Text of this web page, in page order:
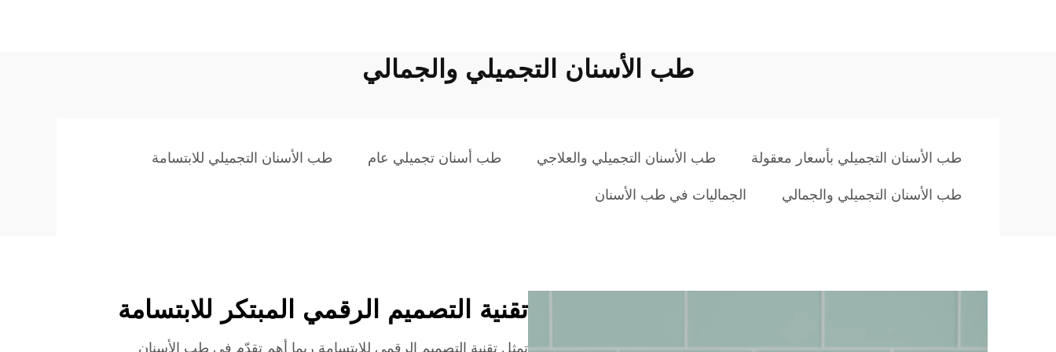
طب الأسنان التجميلي والجمالي
طب الأسنان التجميلي بأسعار معقولة طب الأسنان التجميلي والعلاجي طب أسنان تجميلي عام
طب الأسنان التجميلي للابتسامة
طب الأسنان التجميلي والجمالي
الجماليات في طب الأسنان
تقنية التصميم الرقمي المبتكر للابتسامة